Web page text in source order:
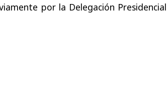
por la Delegación Presidencial